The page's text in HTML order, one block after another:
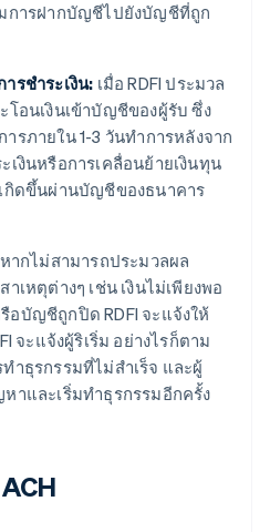
มการฝากบัญชีไปยังบัญชีที่ถูก
รชําระเงิน: เมื่อ RDFI ประมวล
โอนเงินเข้าบัญชีของผู้รับ ซึ่ง
รภายใน 1-3 วันทําการหลังจาก
เงินหรือการเคลื่อนย้ายเงินทุน
กิดขึ้นผ่านบัญชีของธนาคาร
หากไม่สามารถประมวลผล
เหตุต่างๆ เช่น เงินไม่เพียงพอ
บัญชีถูกปิด RDFI จะแจ้งให้
จะแจ้งผู้ริเริ่ม อย่างไรก็ตาม
าธุรกรรมที่ไม่สําเร็จ และผู้
าและเริ่มทําธุรกรรมอีกครั้ง